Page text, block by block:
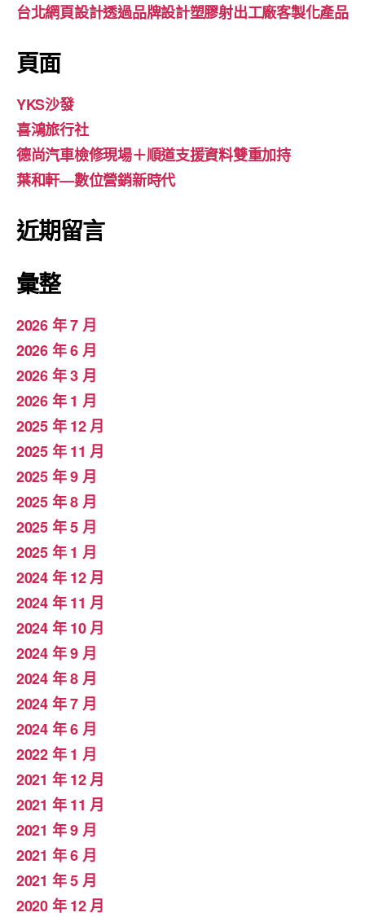
台北網頁設計透過品牌設計塑膠射出工廠客製化產品
頁面
YKS沙發
喜鴻旅行社
德尚汽車檢修現場＋順道支援資料雙重加持
葉和軒—數位營銷新時代
近期留言
彙整
2026 年 7 月
2026 年 6 月
2026 年 3 月
2026 年 1 月
2025 年 12 月
2025 年 11 月
2025 年 9 月
2025 年 8 月
2025 年 5 月
2025 年 1 月
2024 年 12 月
2024 年 11 月
2024 年 10 月
2024 年 9 月
2024 年 8 月
2024 年 7 月
2024 年 6 月
2022 年 1 月
2021 年 12 月
2021 年 11 月
2021 年 9 月
2021 年 6 月
2021 年 5 月
2020 年 12 月